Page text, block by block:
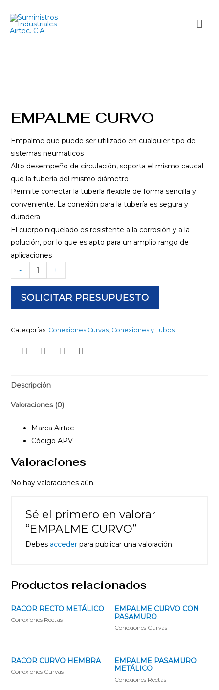
EMPALME CURVO
Empalme que puede ser utilizado en cualquier tipo de
sistemas neumáticos
Alto desempeño de circulación, soporta el mismo caudal
que la tubería del mismo diámetro
Permite conectar la tubería flexible de forma sencilla y
conveniente. La conexión para la tubería es segura y
duradera
El cuerpo niquelado es resistente a la corrosión y a la
polución, por lo que es apto para un amplio rango de
aplicaciones
-
+
SOLICITAR PRESUPUESTO
Categorías: Conexiones Curvas, Conexiones y Tubos
Descripción
Valoraciones (0)
Marca Airtac
Código APV
Valoraciones
No hay valoraciones aún.
Sé el primero en valorar
“EMPALME CURVO”
Debes accederpara publicar una valoración.
Productos relacionados
RACOR RECTO METÁLICO
Conexiones Rectas
EMPALME CURVO CON
PASAMURO
Conexiones Curvas
RACOR CURVO HEMBRA
Conexiones Curvas
EMPALME PASAMURO
METÁLICO
Conexiones Rectas